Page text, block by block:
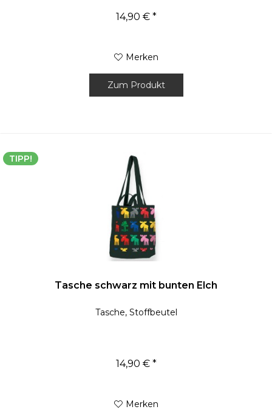
14,90 € *
Merken
Zum Produkt
TIPP!
Tasche schwarz mit bunten Elch
Tasche, Stoffbeutel
14,90 € *
Merken